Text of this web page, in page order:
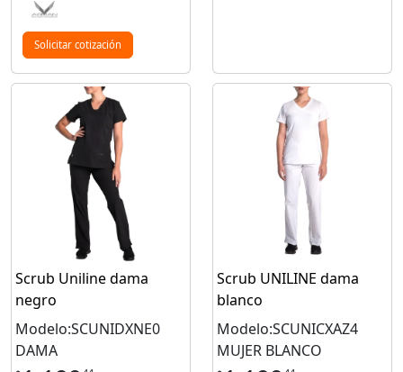
Solicitar cotización
Scrub Uniline dama
negro
Modelo:SCUNIDXNE0
DAMA
Scrub UNILINE dama
blanco
Modelo:SCUNICXAZ4
MUJER BLANCO